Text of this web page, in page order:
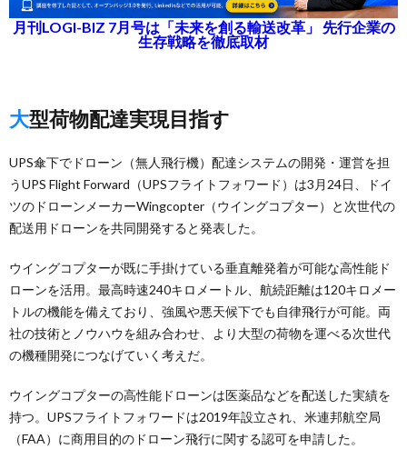
月刊LOGI-BIZ 7月号は「未来を創る輸送改革」 先行企業の
生存戦略を徹底取材
大型荷物配達実現目指す
UPS傘下でドローン（無人飛行機）配達システムの開発・運営を担
うUPS Flight Forward（UPSフライトフォワード）は3月24日、ドイ
ツのドローンメーカーWingcopter（ウイングコプター）と次世代の
配送用ドローンを共同開発すると発表した。
ウイングコプターが既に手掛けている垂直離発着が可能な高性能ド
ローンを活用。最高時速240キロメートル、航続距離は120キロメー
トルの機能を備えており、強風や悪天候下でも自律飛行が可能。両
社の技術とノウハウを組み合わせ、より大型の荷物を運べる次世代
の機種開発につなげていく考えだ。
ウイングコプターの高性能ドローンは医薬品などを配送した実績を
持つ。UPSフライトフォワードは2019年設立され、米連邦航空局
（FAA）に商用目的のドローン飛行に関する認可を申請した。